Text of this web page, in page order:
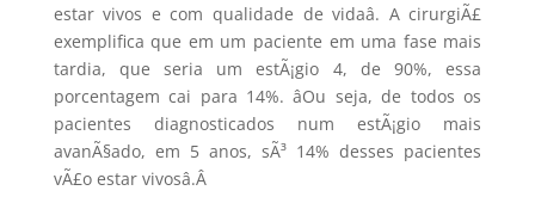
estar vivos e com qualidade de vidaâ. A cirurgiÃ£
exemplifica que em um paciente em uma fase mais
tardia, que seria um estÃ¡gio 4, de 90%, essa
porcentagem cai para 14%. âOu seja, de todos os
pacientes diagnosticados num estÃ¡gio mais
avanÃ§ado, em 5 anos, sÃ³ 14% desses pacientes
vÃ£o estar vivosâ.Â